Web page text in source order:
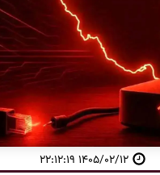
۱۴۰۵/۰۲/۱۲ ۲۲:۱۲:۱۹